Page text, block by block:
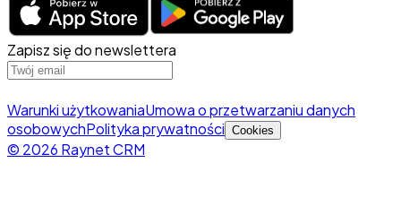
Zapisz się do newslettera
Warunki użytkowaniaUmowa o przetwarzaniu danych
osobowychPolityka prywatności Cookies
© 2026 Raynet CRM